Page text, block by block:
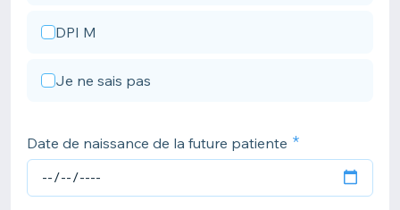
DPI M
Je ne sais pas
Date de naissance de la future patiente